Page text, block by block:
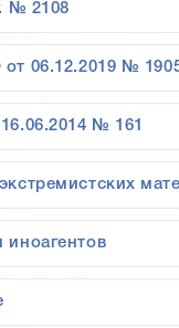
№ 2108
от 06.12.2019 №
№ 161
иноагентов